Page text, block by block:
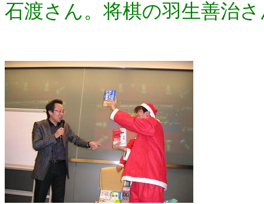
石渡さん。将棋の羽生善治